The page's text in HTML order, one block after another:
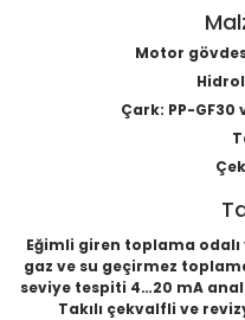
Motor
Çark: PP-GF30
Eğimli giren toplama
gaz ve su geçirmez
seviye tespiti 4…20 mA
Takılı çekvalfli ve